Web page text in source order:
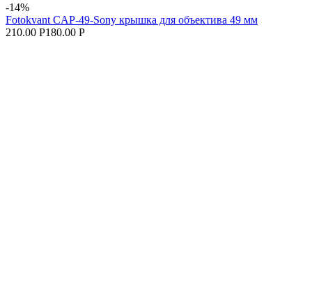
-14%
Fotokvant CAP-49-Sony крышка для объектива 49 мм
210.00 Р180.00 Р